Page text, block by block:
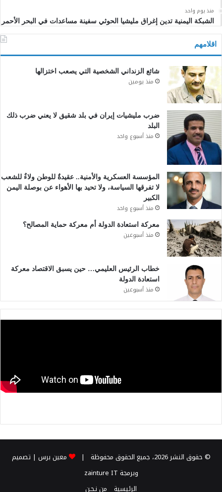
منذ يوم واحد
الشبكة اليمنية تدين إغراق مليشيا الحوثي سفينة مساعدات في البحر الأحمر
اقلامهم
شائع الزنداني الشخصية التي يصعب اختزالها
منذ يومين
ضرب مليشيات إيران في بلد شقيق لا يعني ضرب ذلك
البلد
منذ أسبوع واحد
المؤسسة العسكرية والأمنية.. عقيدةٌ للوطن ولاءٌ للشعب
لا تفرقها السياسة، ولا تحيد بها الأهواء عن بوصلة اليمن
الكبير
منذ أسبوع واحد
معركة استعادة الدولة أم معركة حماية المصالح؟
منذ أسبوعين
خطاب الرئيس العليمي… حين يسبق الاقتصاد معركة
استعادة الدولة
منذ أسبوعين
© حقوق النشر 2026، جميع الحقوق محفوظة | معين برس | تصميم
وبرمجة zainture IT
الرئيسية من نـحـن